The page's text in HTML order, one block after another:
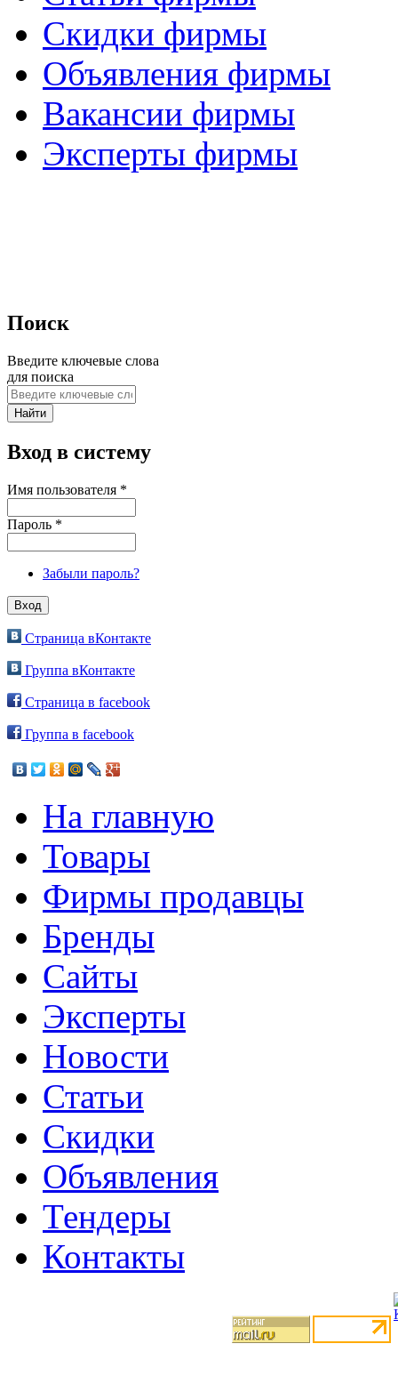
Скидки фирмы
Объявления фирмы
Вакансии фирмы
Эксперты фирмы
Поиск
Введите ключевые слова
для поиска
Вход в систему
Имя пользователя *
Пароль *
Забыли пароль?
Страница вКонтакте
Группа вКонтакте
Страница в facebook
Группа в facebook
На главную
Товары
Фирмы продавцы
Бренды
Сайты
Эксперты
Новости
Статьи
Скидки
Объявления
Тендеры
Контакты